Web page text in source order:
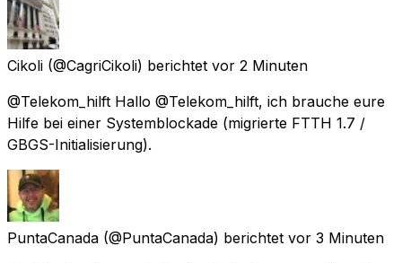
Cikoli (@CagriCikoli) berichtet vor 2 Minuten
@Telekom_hilft Hallo @Telekom_hilft, ich brauche eure
Hilfe bei einer Systemblockade (migrierte FTTH 1.7 /
GBGS-Initialisierung).
PuntaCanada (@PuntaCanada) berichtet vor 3 Minuten